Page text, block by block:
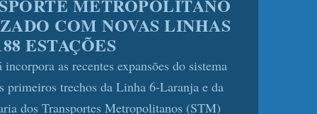
DO METRÔ ENTRA EM
EM SP
funcionará com viagens gratuitas no
a partir desta sexta-feira (3) A mobilidade
um reforço histórico. As primeiras seis